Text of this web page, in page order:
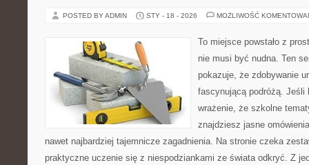
POSTED BY ADMIN STY - 18 - 2026 MOŻLIWOŚĆ
To miejsce powstało z
nie musi być nudna. Ten
pokazuje, że zdobywanie
fascynującą podróżą. Jeśli
wrażenie, że szkolne
znajdziesz jasne
nawet najbardziej tajemnicze zagadnienia. Na stronie czeka
praktyczne uczenie się z niespodziankami ze świata odkryć. Z